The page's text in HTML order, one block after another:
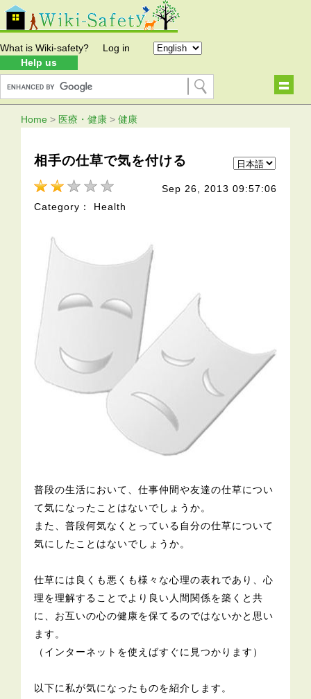
What is Wiki-safety?
Help us
Log in
Home > 医療・健康 > 健康
相手の仕草で気を付ける
Sep 26, 2013 09:57:06
Category： Health
普段の生活において、仕事仲間や友達の仕草につい
て気になったことはないでしょうか。
また、普段何気なくとっている自分の仕草について
気にしたことはないでしょうか。
仕草には良くも悪くも様々な心理の表れであり、心
理を理解することでより良い人間関係を築くと共
に、お互いの心の健康を保てるのではないかと思い
ます。
（インターネットを使えばすぐに見つかります）
以下に私が気になったものを紹介します。